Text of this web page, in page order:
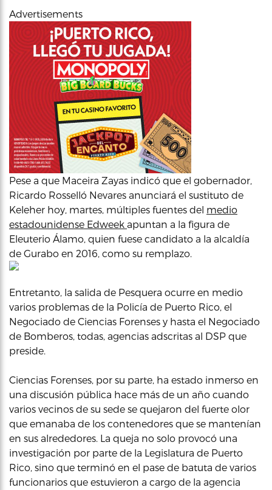
Advertisements
Pese a que Maceira Zayas indicó que el gobernador,
Ricardo Rosselló Nevares anunciará el sustituto de
Keleher hoy, martes, múltiples fuentes del medio
estadounidense Edweek apuntan a la figura de
Eleuterio Álamo, quien fuese candidato a la alcaldía
de Gurabo en 2016, como su remplazo.
Entretanto, la salida de Pesquera ocurre en medio
varios problemas de la Policía de Puerto Rico, el
Negociado de Ciencias Forenses y hasta el Negociado
de Bomberos, todas, agencias adscritas al DSP que
preside.
Ciencias Forenses, por su parte, ha estado inmerso en
una discusión pública hace más de un año cuando
varios vecinos de su sede se quejaron del fuerte olor
que emanaba de los contenedores que se mantenían
en sus alrededores. La queja no solo provocó una
investigación por parte de la Legislatura de Puerto
Rico, sino que terminó en el pase de batuta de varios
funcionarios que estuvieron a cargo de la agencia